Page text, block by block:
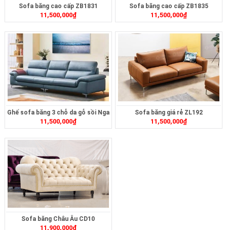
Sofa băng cao cấp ZB1831
11,500,000₫
Sofa băng cao cấp ZB1835
11,500,000₫
Ghế sofa băng 3 chỗ da gỗ sồi Nga
ZB42
11,500,000₫
Sofa băng giá rẻ ZL192
11,500,000₫
Sofa băng Châu Âu CD10
11,900,000₫